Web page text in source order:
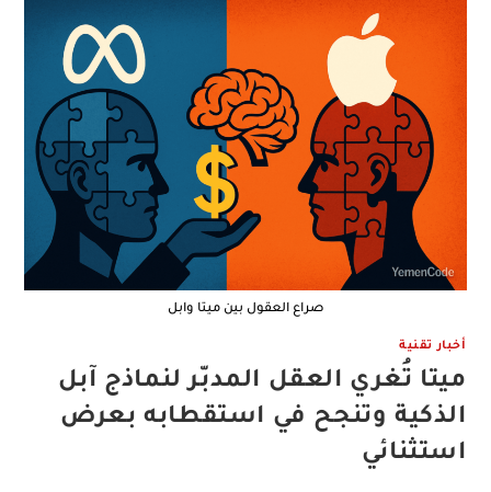
صراع العقول بين ميتا وابل
أخبار تقنية
ميتا تُغري العقل المدبّر لنماذج آبل
الذكية وتنجح في استقطابه بعرض
استثنائي